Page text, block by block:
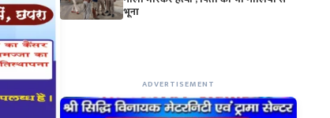
भूना
ADVERTISEMENT